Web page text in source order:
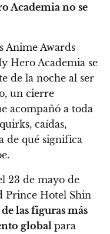
Academia no se
Anime Awards
Hero Academia se
de la noche al ser
un cierre
acompañó a toda
caídas,
de qué significa
23 de mayo de
Prince Hotel Shin
las figuras más
global para